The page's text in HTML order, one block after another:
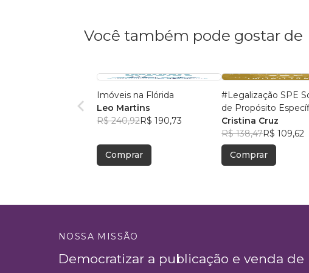
Você também pode gostar de
Imóveis na Flórida
Leo Martins
R$ 240,92R$ 190,73
Comprar
#Legalização SPE
de Propósito
Cristina Cruz
R$ 138,47R$ 109,62
Comprar
NOSSA MISSÃO
Democratizar a publicação e venda de